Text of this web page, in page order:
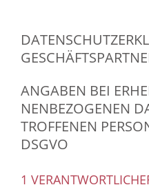
AN­GA­BEN BEI
NEN­BE­ZO­GE­NEN
TROF­FE­NEN
DSGVO
1